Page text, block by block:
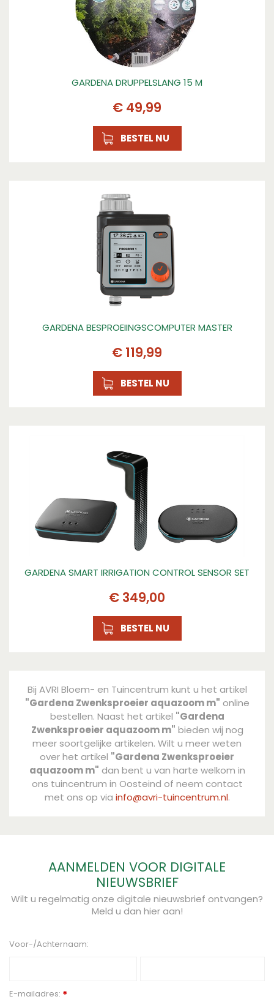
GARDENA DRUPPELSLANG 15 M
€ 49,99
BESTEL NU
GARDENA BESPROEIINGSCOMPUTER MASTER
€ 119,99
BESTEL NU
GARDENA SMART IRRIGATION CONTROL SENSOR SET
€ 349,00
BESTEL NU
Bij AVRI Bloem- en Tuincentrum kunt u het artikel
"Gardena Zwenksproeier aquazoom m" online
bestellen. Naast het artikel "Gardena
Zwenksproeier aquazoom m" bieden wij nog
meer soortgelijke artikelen. Wilt u meer weten
over het artikel "Gardena Zwenksproeier
aquazoom m" dan bent u van harte welkom in
ons tuincentrum in Oosteind of neem contact
met ons op via info@avri-tuincentrum.nl.
AANMELDEN VOOR DIGITALE
NIEUWSBRIEF
Wilt u regelmatig onze digitale nieuwsbrief ontvangen?
Meld u dan hier aan!
Voor-/Achternaam:
E-mailadres: *